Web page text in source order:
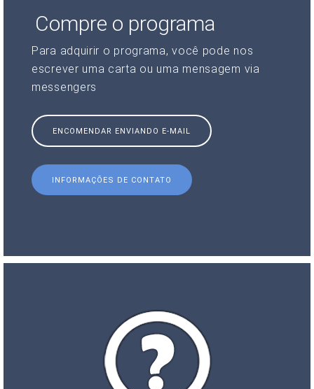
Compre o programa
Para adquirir o programa, você pode nos
escrever uma carta ou uma mensagem via
messengers
ENCOMENDAR ENVIANDO E-MAIL
INFORMAÇÕES DE CONTATO